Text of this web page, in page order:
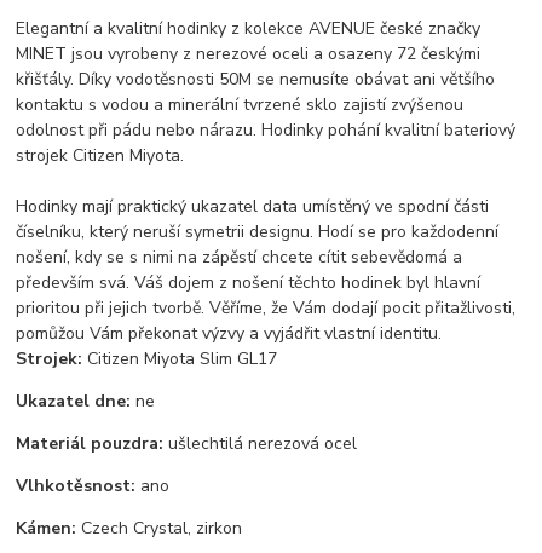
Elegantní a kvalitní hodinky z kolekce AVENUE české značky
MINET jsou vyrobeny z nerezové oceli a osazeny 72 českými
křišťály. Díky vodotěsnosti 50M se nemusíte obávat ani většího
kontaktu s vodou a minerální tvrzené sklo zajistí zvýšenou
odolnost při pádu nebo nárazu. Hodinky pohání kvalitní bateriový
strojek Citizen Miyota.
Hodinky mají praktický ukazatel data umístěný ve spodní části
číselníku, který neruší symetrii designu. Hodí se pro každodenní
nošení, kdy se s nimi na zápěstí chcete cítit sebevědomá a
především svá. Váš dojem z nošení těchto hodinek byl hlavní
prioritou při jejich tvorbě. Věříme, že Vám dodají pocit přitažlivosti,
pomůžou Vám překonat výzvy a vyjádřit vlastní identitu.
Strojek: Citizen Miyota Slim GL17
Ukazatel dne: ne
Materiál pouzdra: ušlechtilá nerezová ocel
Vlhkotěsnost: ano
Kámen: Czech Crystal, zirkon